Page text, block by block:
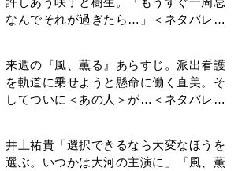
なんでそれが過ぎたら…」＜ネタバレあ
来週の『風、薫る』あらすじ。派出看護
を軌道に乗せようと懸命に働く直美。そ
してついに＜あの人＞が…＜ネタバレあ
井上祐貴「選択できるなら大変なほうを
選ぶ。いつかは大河の主演に」『風、薫